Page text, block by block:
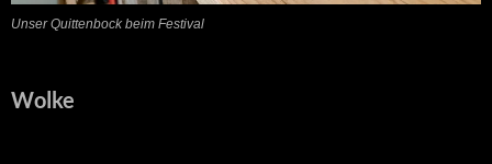
Unser Quittenbock beim Festival
Wolke